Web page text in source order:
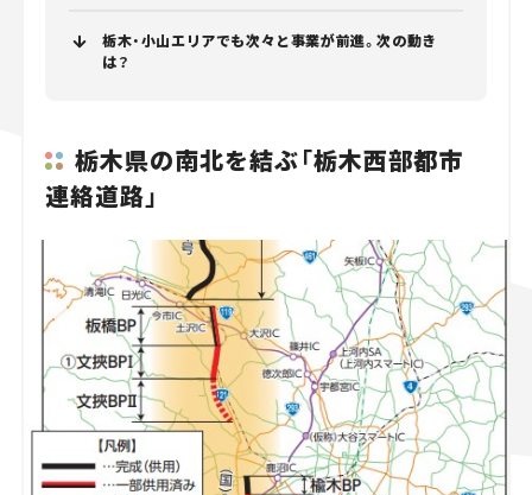
栃木・小山エリアでも次々と事業が前進。次の動き
は？
栃木県の南北を結ぶ「栃木西部都市
連絡道路」